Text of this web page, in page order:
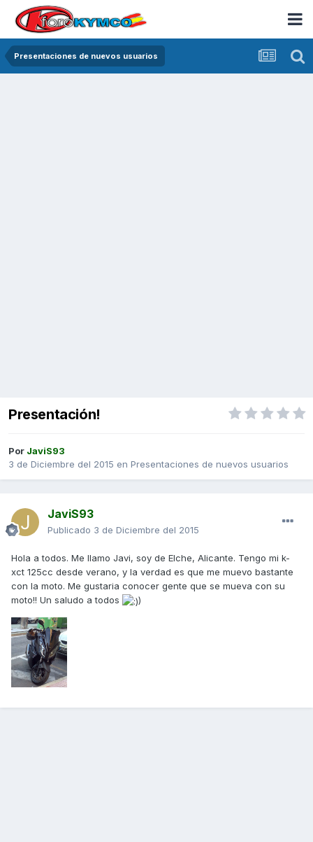
Presentaciones de nuevos usuarios
Presentación!
Por JaviS93
3 de Diciembre del 2015 en Presentaciones de nuevos usuarios
JaviS93
Publicado 3 de Diciembre del 2015
Hola a todos. Me llamo Javi, soy de Elche, Alicante. Tengo mi k-
xct 125cc desde verano, y la verdad es que me muevo bastante
con la moto. Me gustaria conocer gente que se mueva con su
moto!! Un saludo a todos
)